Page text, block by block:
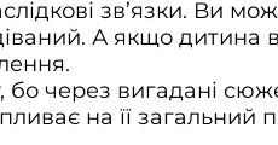
зв’язки. Ви
А якщо дитина
через вигадані
на її загальний